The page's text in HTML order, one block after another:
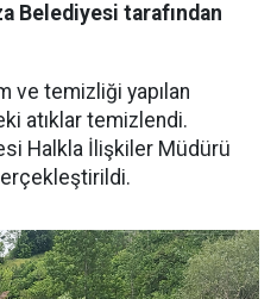
Belediyesi tarafından
ve temizliği yapılan
atıklar temizlendi.
Halkla İlişkiler Müdürü